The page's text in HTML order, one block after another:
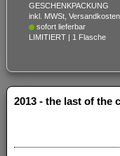
GESCHENKPACKUNG
inkl. MWSt,
sofort lieferbar
LIMITIERT | 1 Flasche
2013 - the last of the